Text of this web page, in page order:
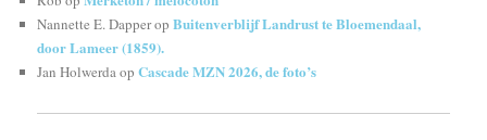
Nannette E. DapperopBuitenverblijf Landrust te Bloemendaal,
door Lameer (1859).
Jan HolwerdaopCascade MZN 2026, de foto’s